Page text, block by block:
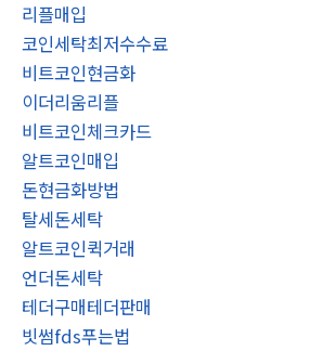
리플매입
코인세탁최저수수료
비트코인현금화
이더리움리플
비트코인체크카드
알트코인매입
돈현금화방법
탈세돈세탁
알트코인퀵거래
언더돈세탁
테더구매테더판매
빗썸fds푸는법